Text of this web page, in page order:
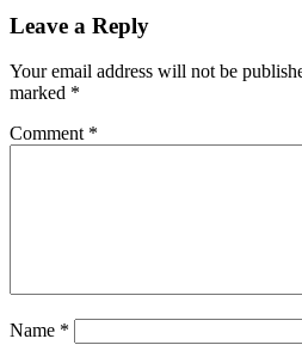
Leave a Reply
Your email address will not be
marked *
Comment *
Name *